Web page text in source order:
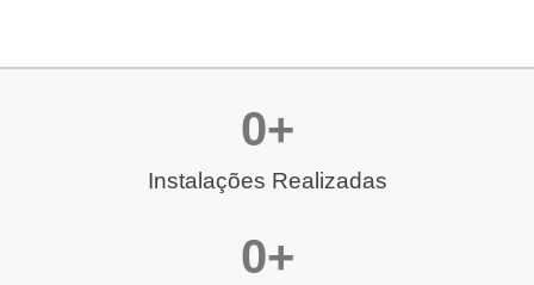
Instalações Realizadas
0+
0+